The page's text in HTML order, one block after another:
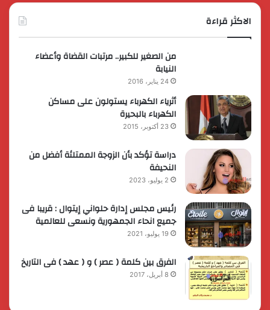
الاكثر قراءة
من الصغير للكبير.. مرتبات القضاة وأعضاء
النيابة
24 يناير، 2016
أثرياء الكهرباء يستولون على مساكن
الكهرباء بالبحيرة
23 أكتوبر، 2015
دراسة تؤكد بأن الزوجة الممتلئة أفضل من
النحيفة
2 يوليو، 2023
رئيس مجلس إدارة حلواني إيتوال : قريبا فى
جميع انحاء الجمهورية ونسعى للعالمية
19 يوليو، 2021
الفرق بين كلمة ( عصر ) و ( عهد ) فى التاريخ
8 أبريل، 2017